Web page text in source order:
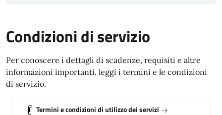
Condizioni di servizio
Per conoscere i dettagli di scadenze, requisiti e altre
informazioni importanti, leggi i termini e le condizioni
di servizio.
Termini e condizioni di utilizzo dei servizi